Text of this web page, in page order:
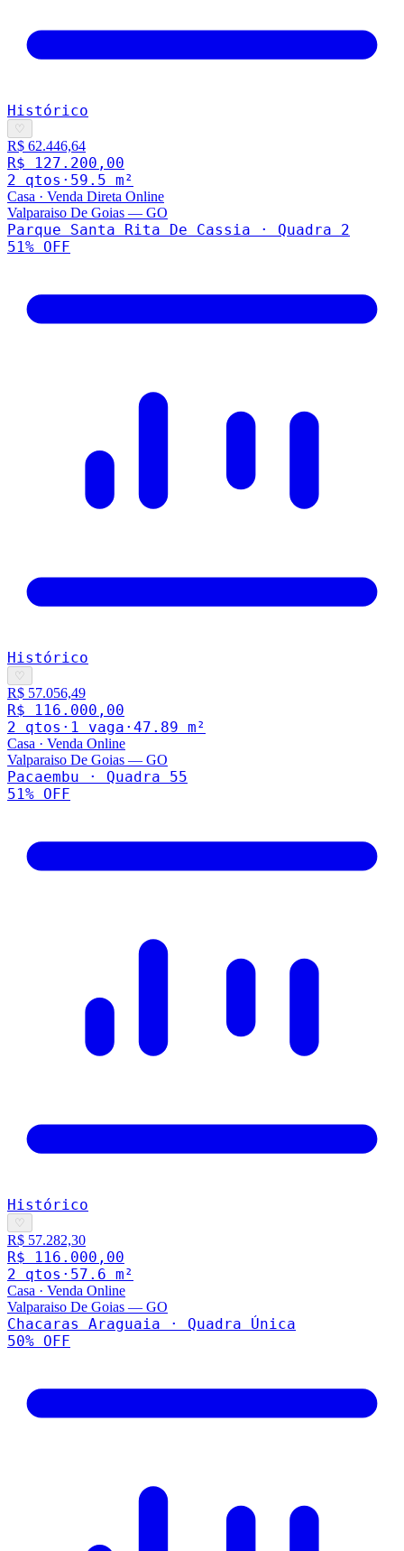
Histórico
♡
R$ 62.446,64
R$ 127.200,00
2 qtos · 59.5 m²
Casa · Venda Direta Online
Valparaiso De Goias — GO
Parque Santa Rita De Cassia · Quadra 2
51% OFF
Histórico
♡
R$ 57.056,49
R$ 116.000,00
2 qtos · 1 vaga · 47.89 m²
Casa · Venda Online
Valparaiso De Goias — GO
Pacaembu · Quadra 55
51% OFF
Histórico
♡
R$ 57.282,30
R$ 116.000,00
2 qtos · 57.6 m²
Casa · Venda Online
Valparaiso De Goias — GO
Chacaras Araguaia · Quadra Única
50% OFF